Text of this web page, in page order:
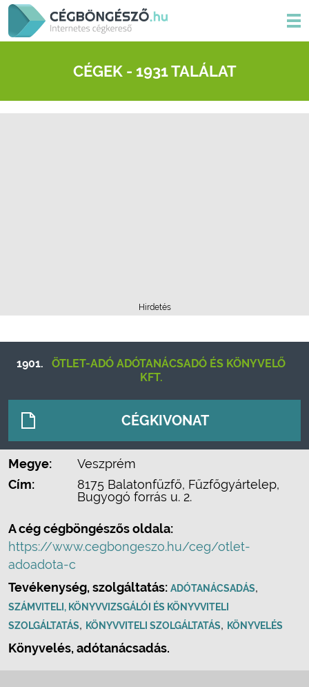
CÉGEK - 1931 TALÁLAT
Hirdetés
1901.
ÖTLET-ADÓ ADÓTANÁCSADÓ ÉS KÖNYVELŐ
KFT.
CÉGKIVONAT
Megye:
Veszprém
Cím:
8175 Balatonfűzfő, Fűzfőgyártelep,
Bugyogó forrás u. 2.
A cég cégböngészős oldala:
https://www.cegbongeszo.hu/ceg/otlet-
adoadota-c
Tevékenység, szolgáltatás: ADÓTANÁCSADÁS,
SZÁMVITELI, KÖNYVVIZSGÁLÓI ÉS KÖNYVVITELI
SZOLGÁLTATÁS, KÖNYVVITELI SZOLGÁLTATÁS, KÖNYVELÉS
Könyvelés, adótanácsadás.